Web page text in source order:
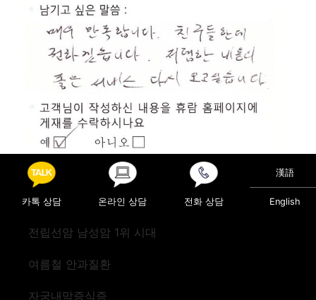
Post navigation
카톡 상담 온라인 상담 전화 상담
漢語
English
전립선암 남성암 1위 시대
여름철 안과질환
자궁내막증식증